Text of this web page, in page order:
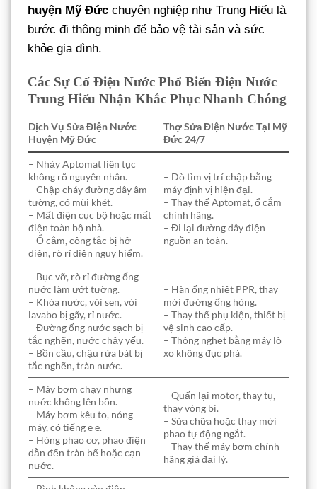
huyện Mỹ Đức chuyên nghiệp như Trung Hiếu là
bước đi thông minh để bảo vệ tài sản và sức
khỏe gia đình.
Các Sự Cố Điện Nước Phổ Biến Điện Nước
Trung Hiếu Nhận Khắc Phục Nhanh Chóng
Dịch Vụ Sửa Điện Nước
Huyện Mỹ Đức
Thợ Sửa Điện Nước Tại Mỹ
Đức 24/7
– Nhảy Aptomat liên tục
không rõ nguyên nhân.
– Chập cháy đường dây âm
tường, có mùi khét.
– Mất điện cục bộ hoặc mất
điện toàn bộ nhà.
– Ổ cắm, công tắc bị hở
điện, rò rỉ điện nguy hiểm.
– Dò tìm vị trí chập bằng
máy định vị hiện đại.
– Thay thế Aptomat, ổ cắm
chính hãng.
– Đi lại đường dây điện
nguồn an toàn.
– Bục vỡ, rò rỉ đường ống
nước làm ướt tường.
– Khóa nước, vòi sen, vòi
lavabo bị gãy, rỉ nước.
– Đường ống nước sạch bị
tắc nghẽn, nước chảy yếu.
– Bồn cầu, chậu rửa bát bị
tắc nghẽn, tràn nước.
– Hàn ống nhiệt PPR, thay
mới đường ống hỏng.
– Thay thế phụ kiện, thiết bị
vệ sinh cao cấp.
– Thông nghẹt bằng máy lò
xo không đục phá.
– Máy bơm chạy nhưng
nước không lên bồn.
– Máy bơm kêu to, nóng
máy, có tiếng e e.
– Hỏng phao cơ, phao điện
dẫn đến tràn bể hoặc cạn
nước.
– Quấn lại motor, thay tụ,
thay vòng bi.
– Sửa chữa hoặc thay mới
phao tự động ngắt.
– Thay thế máy bơm chính
hãng giá đại lý.